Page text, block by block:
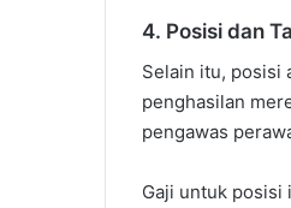
4. Posisi dan
Selain itu, posisi
penghasilan
pengawas
Gaji untuk posisi